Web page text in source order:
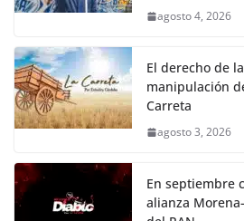
agosto 4, 2026
El derecho de
manipulación
Carreta
agosto 3, 2026
En septiembre
alianza